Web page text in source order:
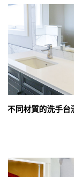
不同材質的洗手台